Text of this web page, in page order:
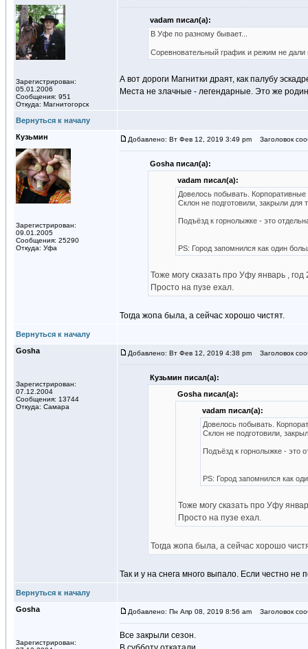
Зарегистрирован:
05.01.2006
Сообщения: 951
Откуда: Магнитогорск
vadam писал(а):
В Уфе по разному бывает...
Соревновательный график и режим не
А вот дороги Магнитки драят, как палубу
Места не злачные - легендарные. Это же
Вернуться к началу
Кузьмин
Зарегистрирован:
09.01.2005
Сообщения: 25290
Откуда: Уфа
Добавлено: Вт Фев 12, 2019 3:49 pm Заголовок
Gosha писал(а):
vadam писал(а):
Довелось побывать.
Склон не подготовили, закрыли
Подъёзд к горнолыжке - это
PS: Город запомнился как один
Тоже могу сказать про Уфу январь ,
Просто на пузе ехал.
Тогда жопа была, а сейчас хорошо чистят.
Вернуться к началу
Gosha
Зарегистрирован:
07.12.2004
Сообщения: 13744
Откуда: Самара
Добавлено: Вт Фев 12, 2019 4:38 pm Заголовок
Кузьмин писал(а):
Gosha писал(а):
vadam писал(а):
Довелось побывать.
Склон не подготовили,
Подъёзд к горнолыжке - это
PS: Город запомнился как
Тоже могу сказать про Уфу
Просто на пузе ехал.
Тогда жопа была, а сейчас хорошо
Так и у на снега много выпало. Если честно не
Вернуться к началу
Gosha
Зарегистрирован:
Добавлено: Пн Апр 08, 2019 8:56 am Заголовок
Все закрыли сезон.